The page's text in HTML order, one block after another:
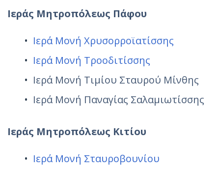
Ιεράς Μητροπόλεως Πάφου
Ιερά Μονή Χρυσορροϊατίσσης
Ιερά Μονή Τροοδιτίσσης
Ιερά Μονή Τιμίου Σταυρού Μίνθης
Ιερά Μονή Παναγίας Σαλαμιωτίσσης
Ιεράς Μητροπόλεως Κιτίου
Ιερά Μονή Σταυροβουνίου